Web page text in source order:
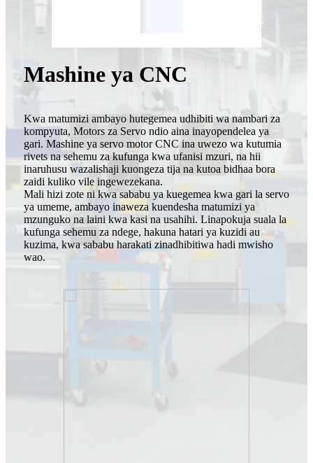
Mashine ya CNC
Kwa matumizi ambayo hutegemea udhibiti wa nambari za
kompyuta, Motors za Servo ndio aina inayopendelea ya
gari. Mashine ya servo motor CNC ina uwezo wa kutumia
rivets na sehemu za kufunga kwa ufanisi mzuri, na hii
inaruhusu wazalishaji kuongeza tija na kutoa bidhaa bora
zaidi kuliko vile ingewezekana.
Mali hizi zote ni kwa sababu ya kuegemea kwa gari la servo
ya umeme, ambayo inaweza kuendesha matumizi ya
mzunguko na laini kwa kasi na usahihi. Linapokuja suala la
kufunga sehemu za ndege, hakuna hatari ya kuzidi au
kuzima, kwa sababu harakati zinadhibitiwa hadi mwisho
wao.